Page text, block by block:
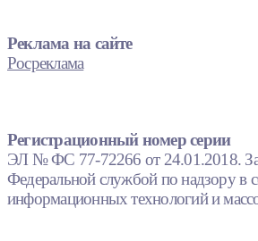
Реклама на сайте
Росреклама
Регистрационный номер серии
ЭЛ № ФС 77-72266 от 24.01.2018.
Федеральной службой по надзору в
информационных технологий и